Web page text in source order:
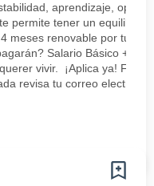
aprendizaje,
permite tener un equilibrio
meses renovable por tu
Salario Básico +
vivir. ¡Aplica ya!
revisa tu correo